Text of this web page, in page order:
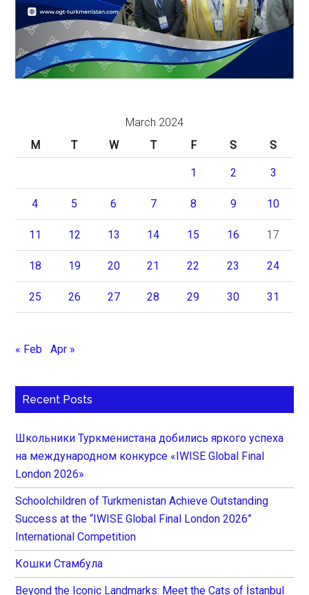
March 2024
M
T W T F S S
1 2 3
4 5 6 7 8 9 10
11 12 13 14 15 16 17
18 19 20 21 22 23 24
25 26 27 28 29 30 31
« Feb Apr »
Recent Posts
Школьники Туркменистана добились яркого успеха
на международном конкурсе «IWISE Global Final
London 2026»
Schoolchildren of Turkmenistan Achieve Outstanding
Success at the “IWISE Global Final London 2026”
International Competition
Кошки Стамбула
Beyond the Iconic Landmarks: Meet the Cats of İstanbul